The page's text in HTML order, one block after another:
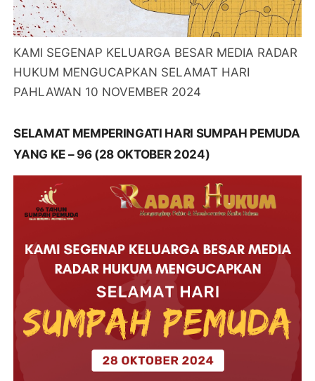
KAMI SEGENAP KELUARGA BESAR MEDIA RADAR
HUKUM MENGUCAPKAN SELAMAT HARI
PAHLAWAN 10 NOVEMBER 2024
SELAMAT MEMPERINGATI HARI SUMPAH PEMUDA
YANG KE – 96 (28 OKTOBER 2024)